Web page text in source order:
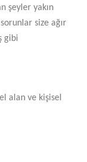
şeyler yakın
size ağır
gibi
alan ve kişisel